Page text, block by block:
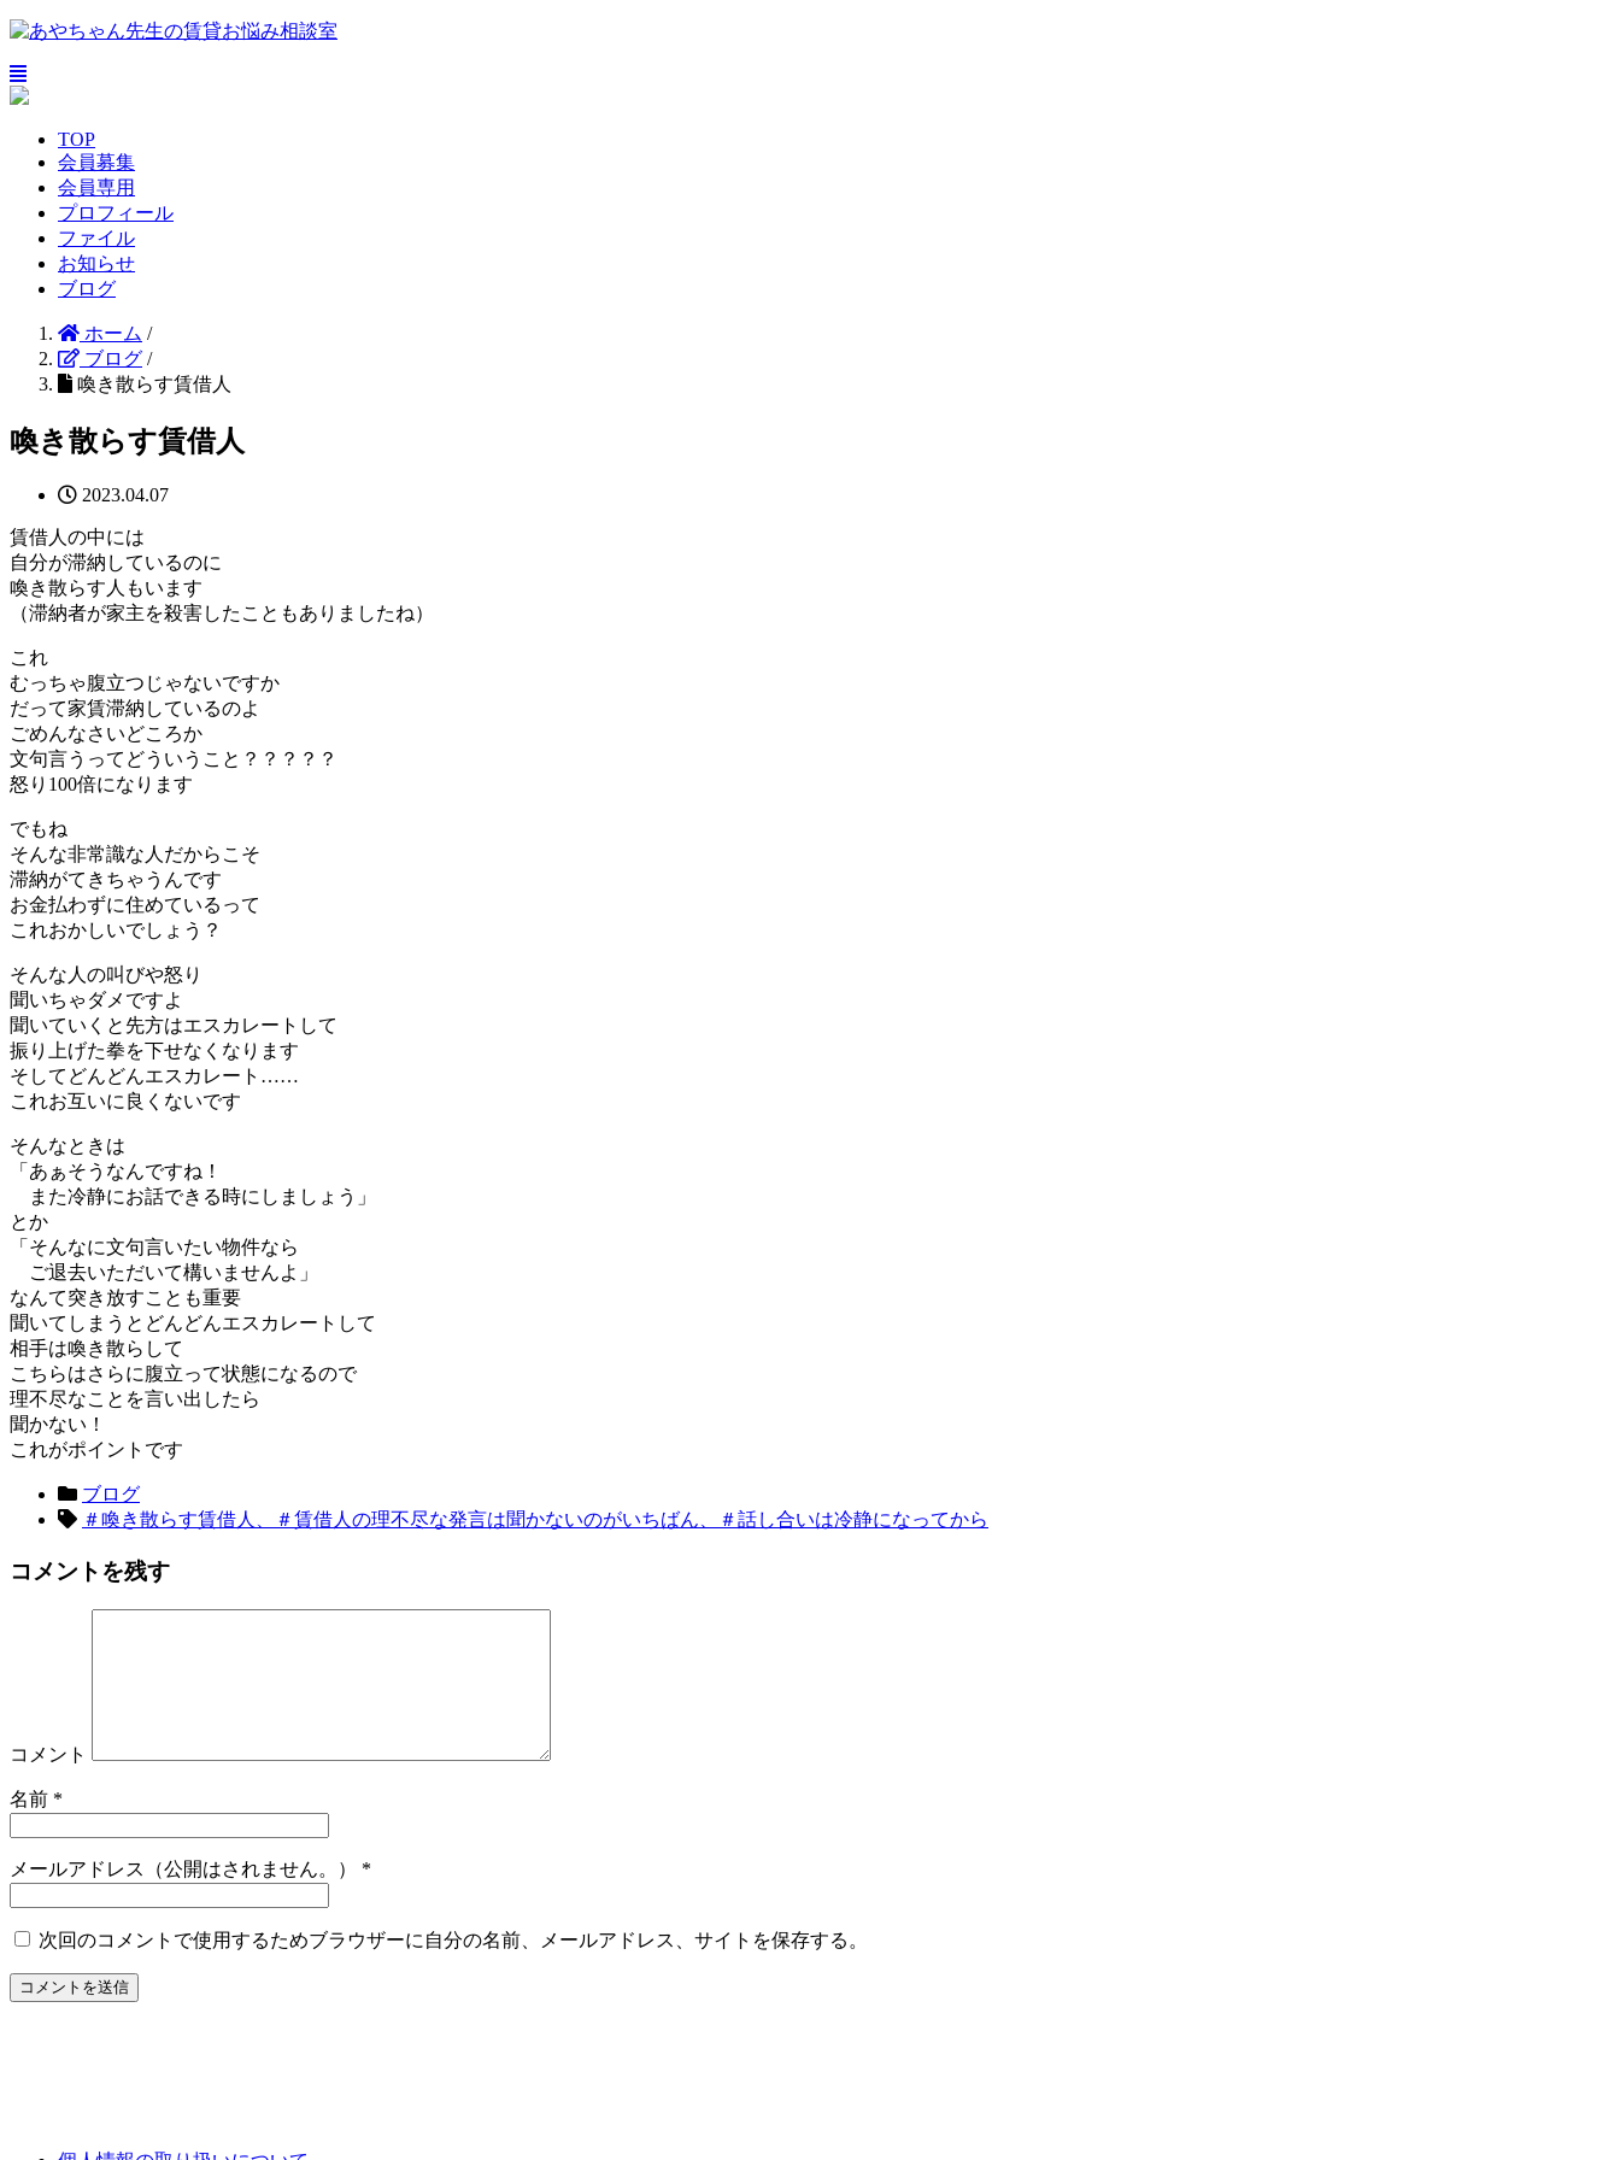
TOP
会員募集
会員専用
プロフィール
ファイル
お知らせ
ブログ
ホーム /
ブログ /
喚き散らす賃借人
喚き散らす賃借人
2023.04.07
賃借人の中には
自分が滞納しているのに
喚き散らす人もいます
（滞納者が家主を殺害したこともありましたね）
これ
むっちゃ腹立つじゃないですか
だって家賃滞納しているのよ
ごめんなさいどころか
文句言うってどういうこと？？？？？
怒り100倍になります
でもね
そんな非常識な人だからこそ
滞納がてきちゃうんです
お金払わずに住めているって
これおかしいでしょう？
そんな人の叫びや怒り
聞いちゃダメですよ
聞いていくと先方はエスカレートして
振り上げた拳を下せなくなります
そしてどんどんエスカレート……
これお互いに良くないです
そんなときは
「あぁそうなんですね！
また冷静にお話できる時にしましょう」
とか
「そんなに文句言いたい物件なら
ご退去いただいて構いませんよ」
なんて突き放すことも重要
聞いてしまうとどんどんエスカレートして
相手は喚き散らして
こちらはさらに腹立って状態になるので
理不尽なことを言い出したら
聞かない！
これがポイントです
ブログ
＃喚き散らす賃借人、＃賃借人の理不尽な発言は聞かないのがいちばん、＃話し合いは冷静になってから
コメントを残す
コメント
名前 *
メールアドレス（公開はされません。） *
次回のコメントで使用するためブラウザーに自分の名前、メールアドレス、サイトを保存する。